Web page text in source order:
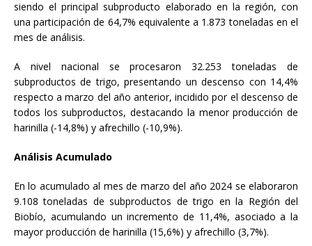
siendo el principal subproducto elaborado en la región, con
una participación de 64,7% equivalente a 1.873 toneladas en el
mes de análisis.
A nivel nacional se procesaron 32.253 toneladas de
subproductos de trigo, presentando un descenso con 14,4%
respecto a marzo del año anterior, incidido por el descenso de
todos los subproductos, destacando la menor producción de
harinilla (-14,8%) y afrechillo (-10,9%).
Análisis Acumulado
En lo acumulado al mes de marzo del año 2024 se elaboraron
9.108 toneladas de subproductos de trigo en la Región del
Biobío, acumulando un incremento de 11,4%, asociado a la
mayor producción de harinilla (15,6%) y afrechillo (3,7%).